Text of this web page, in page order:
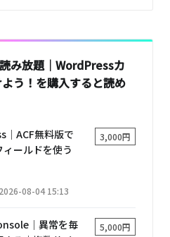
み放題｜WordPressカ
う！を購入すると読め
無料版で
ールドを使う
3,000円
2026-08-04 15:13
異常を毎
5,000円